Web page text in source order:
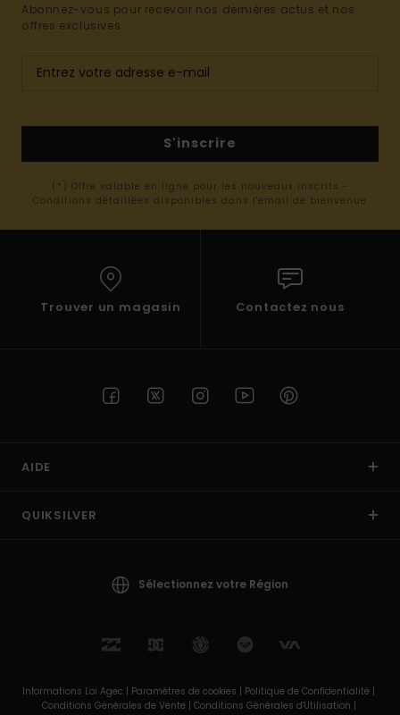
Abonnez-vous pour recevoir nos dernières actus et nos
offres exclusives.
S'inscrire
(*) Offre valable en ligne pour les nouveaux inscrits -
Conditions détaillées disponibles dans l'email de bienvenue
Trouver un magasin Contactez nous
AIDE
QUIKSILVER
Sélectionnez votre Région
Informations Loi Agec | Paramètres de cookies | Politique de Confidentialité |
Conditions Générales de Vente | Conditions Générales d'Utilisation |